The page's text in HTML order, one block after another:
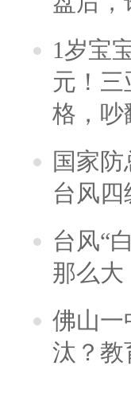
1岁宝
元！
格，吵
国家
台风四
台风“
那么大
佛山一
汰？教